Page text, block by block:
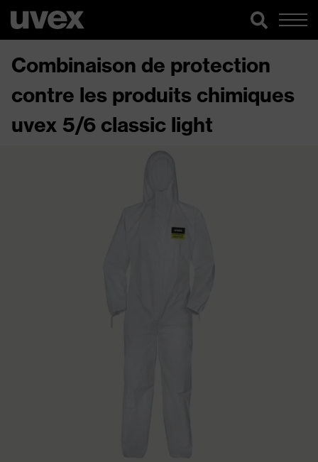
Combinaison de protection
contre les produits chimiques
uvex 5/6 classic light